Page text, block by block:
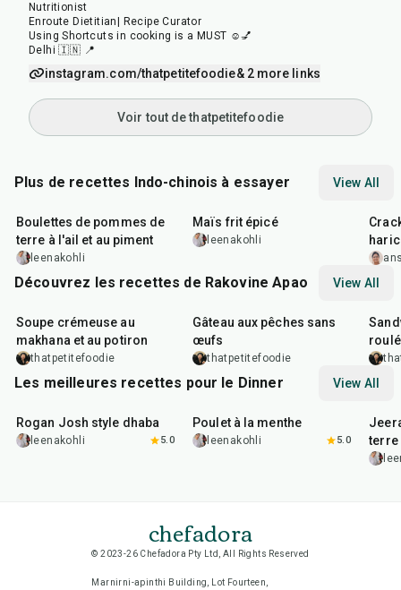
Nutritionist
Enroute Dietitian| Recipe Curator
Using Shortcuts in cooking is a MUST ☺️💅
Delhi 🇮🇳 📍
instagram.com/thatpetitefoodie& 2 more links
Voir tout de thatpetitefoodie
Plus de recettes Indo-chinois à essayer View All
Boulettes de pommes de
terre à l'ail et au piment
leenakohli
Maïs frit épicé
leenakohli
Découvrez les recettes de Rakovine Apao View All
Soupe crémeuse au
makhana et au potiron
thatpetitefoodie
Gâteau aux pêches sans
œufs
thatpetitefoodie
Les meilleures recettes pour le Dinner View All
Rogan Josh style dhaba
leenakohli 5.0
Poulet à la menthe
leenakohli 5.0
terre
chefadora
© 2023-26 Chefadora Pty Ltd, All Rights Reserved
Marnirni-apinthi Building, Lot Fourteen,